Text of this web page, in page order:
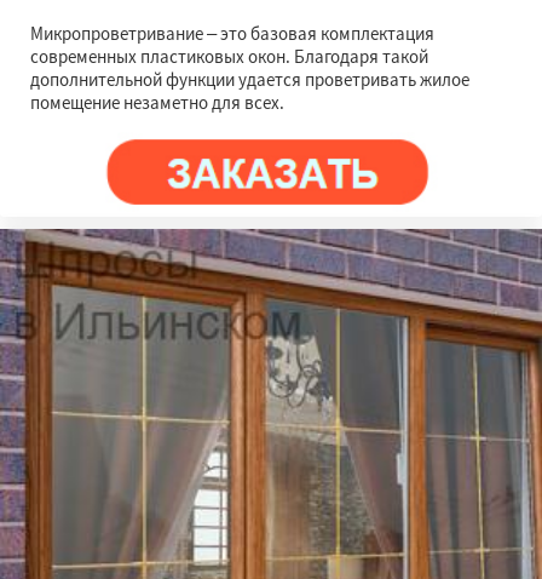
Микропроветривание – это базовая комплектация
современных пластиковых окон. Благодаря такой
дополнительной функции удается проветривать жилое
помещение незаметно для всех.